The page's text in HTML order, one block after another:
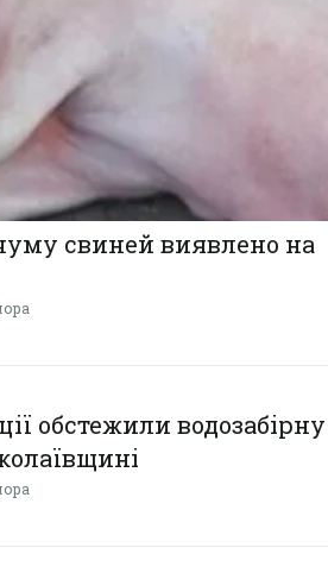
свиней виявлено на
обстежили водозабірну